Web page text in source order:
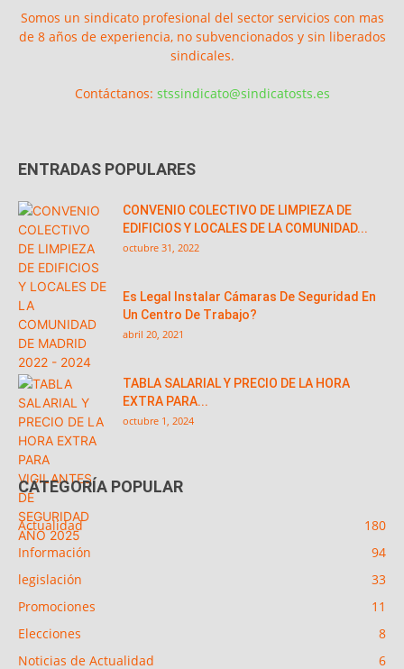
Somos un sindicato profesional del sector servicios con mas
de 8 años de experiencia, no subvencionados y sin liberados
sindicales.
Contáctanos: stssindicato@sindicatosts.es
ENTRADAS POPULARES
CONVENIO COLECTIVO DE LIMPIEZA DE
EDIFICIOS Y LOCALES DE LA COMUNIDAD...
octubre 31, 2022
Es Legal Instalar Cámaras De Seguridad En
Un Centro De Trabajo?
abril 20, 2021
TABLA SALARIAL Y PRECIO DE LA HORA
EXTRA PARA...
octubre 1, 2024
CATEGORÍA POPULAR
Actualidad
180
Información
94
legislación
33
Promociones
11
Elecciones
8
Noticias de Actualidad
6